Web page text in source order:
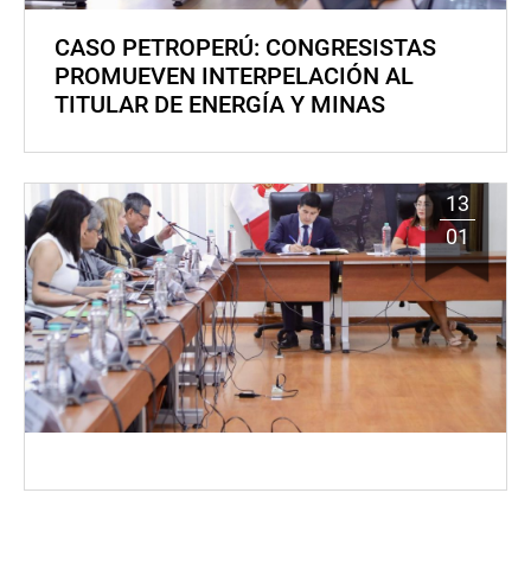
CASO PETROPERÚ: CONGRESISTAS
PROMUEVEN INTERPELACIÓN AL
TITULAR DE ENERGÍA Y MINAS
13
01